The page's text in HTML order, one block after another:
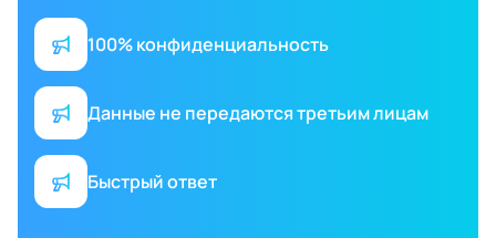
100% конфиденциальность
Данные не передаются третьим лицам
Быстрый ответ